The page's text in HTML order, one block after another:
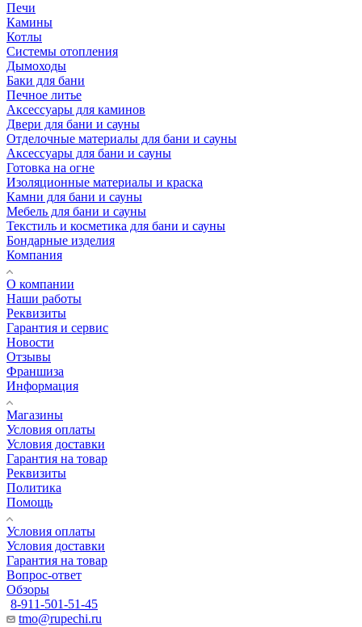
Печи
Камины
Котлы
Системы отопления
Дымоходы
Баки для бани
Печное литье
Аксессуары для каминов
Двери для бани и сауны
Отделочные материалы для бани и сауны
Аксессуары для бани и сауны
Готовка на огне
Изоляционные материалы и краска
Камни для бани и сауны
Мебель для бани и сауны
Текстиль и косметика для бани и сауны
Бондарные изделия
Компания
О компании
Наши работы
Реквизиты
Гарантия и сервис
Новости
Отзывы
Франшиза
Информация
Магазины
Условия оплаты
Условия доставки
Гарантия на товар
Реквизиты
Политика
Помощь
Условия оплаты
Условия доставки
Гарантия на товар
Вопрос-ответ
Обзоры
8-911-501-51-45
tmo@rupechi.ru